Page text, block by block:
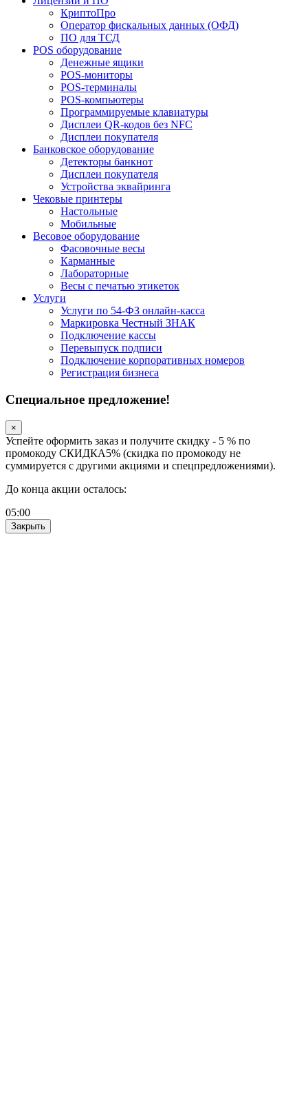
КриптоПро
Оператор фискальных данных (ОФД)
ПО для ТСД
POS оборудование
Денежные ящики
POS-мониторы
POS-терминалы
POS-компьютеры
Программируемые клавиатуры
Дисплеи QR-кодов без NFC
Дисплеи покупателя
Банковское оборудование
Детекторы банкнот
Дисплеи покупателя
Устройства эквайринга
Чековые принтеры
Настольные
Мобильные
Весовое оборудование
Фасовочные весы
Карманные
Лабораторные
Весы с печатью этикеток
Услуги
Услуги по 54-ФЗ онлайн-касса
Маркировка Честный ЗНАК
Подключение кассы
Перевыпуск подписи
Подключение корпоративных номеров
Регистрация бизнеса
Специальное предложение!
×
Успейте оформить заказ и получите скидку - 5 % по
промокоду СКИДКА5% (скидка по промокоду не
суммируется с другими акциями и спецпредложениями).
До конца акции осталось:
05:00
Закрыть